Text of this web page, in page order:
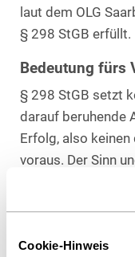
Cookie-Hinweis
laut dem OLG
§ 298 StGB erfüllt.
Bedeutung fürs
§ 298 StGB setzt
darauf beruhende
Erfolg, also
voraus. Der Sinn
im Schutz des
des fairen